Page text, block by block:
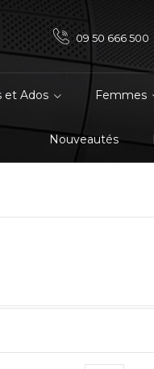
09 50 666 500
et Ados Femmes
Nouveautés